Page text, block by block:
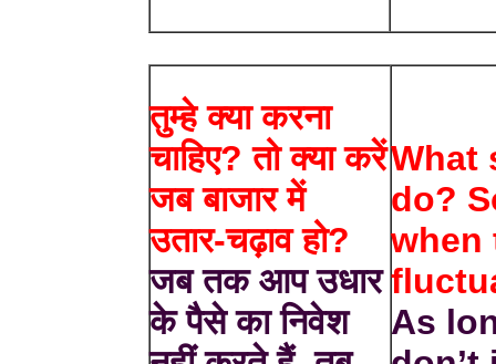
तुम्हे क्या करना
चाहिए? तो क्या करें
जब बाजार में
उतार-चढ़ाव हो?
जब तक आप उधार
के पैसे का निवेश
What
do?
when
As